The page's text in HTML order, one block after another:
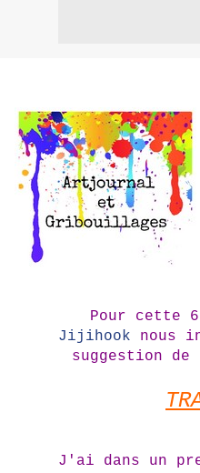
Pour cette
Jijihook nous
suggestion de
J'ai dans un